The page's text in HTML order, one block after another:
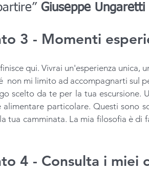
Giuseppe Ungaretti
3 - Momenti
qui. Vivrai un'esperienza unica,
non mi limito ad accompagnarti sul
scelto da te per la tua escursione.
alimentare particolare. Questi sono
tua camminata. La mia filosofia è di
4 - Consulta i miei